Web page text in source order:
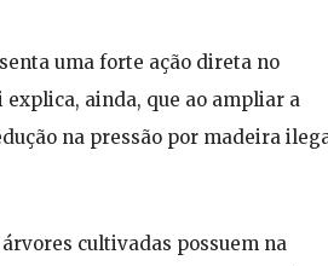
uma forte ação direta no
ainda, que ao ampliar a
na pressão por madeira
cultivadas possuem na